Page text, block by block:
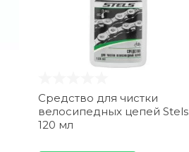
Средство для чистки
велосипедных цепей Stels
120 мл